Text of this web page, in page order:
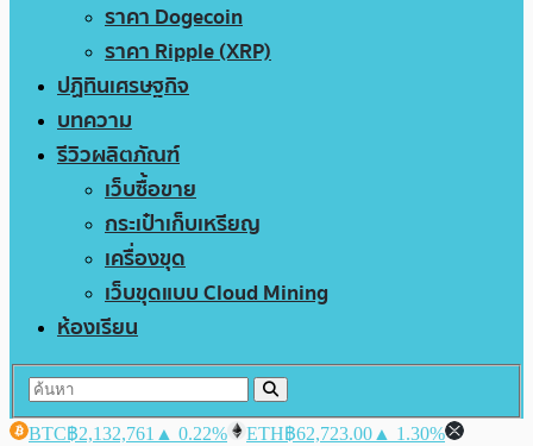
ราคา Dogecoin
ราคา Ripple (XRP)
ปฏิทินเศรษฐกิจ
บทความ
รีวิวผลิตภัณฑ์
เว็บซื้อขาย
กระเป๋าเก็บเหรียญ
เครื่องขุด
เว็บขุดแบบ Cloud Mining
ห้องเรียน
BTC฿2,132,761 ▲ 0.22% ETH฿62,723.00 ▲ 1.30%